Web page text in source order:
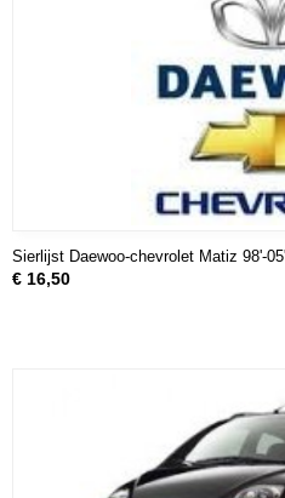
Sierlijst Daewoo-chevrolet Matiz 98'-05'
€ 16,50